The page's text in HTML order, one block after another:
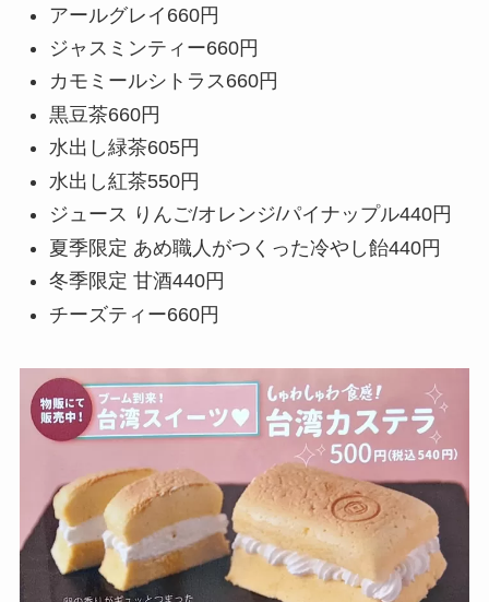
アールグレイ 660円
ジャスミンティー660円
カモミールシトラス660円
黒豆茶660円
水出し緑茶605円
水出し紅茶550円
ジュース りんご/オレンジ/パイナップル440円
夏季限定 あめ職人がつくった冷やし飴440円
冬季限定 甘酒440円
チーズティー660円